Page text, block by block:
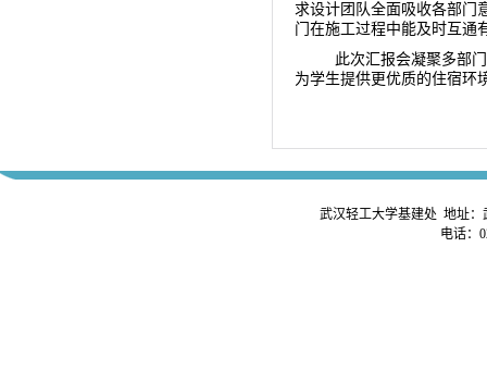
求设计团队全面吸收各部门
门在施工过程中能及时互通
此次汇报会凝聚多部
为学生提供更优质的住宿环
武汉轻工大学基建处 地址：
电话：